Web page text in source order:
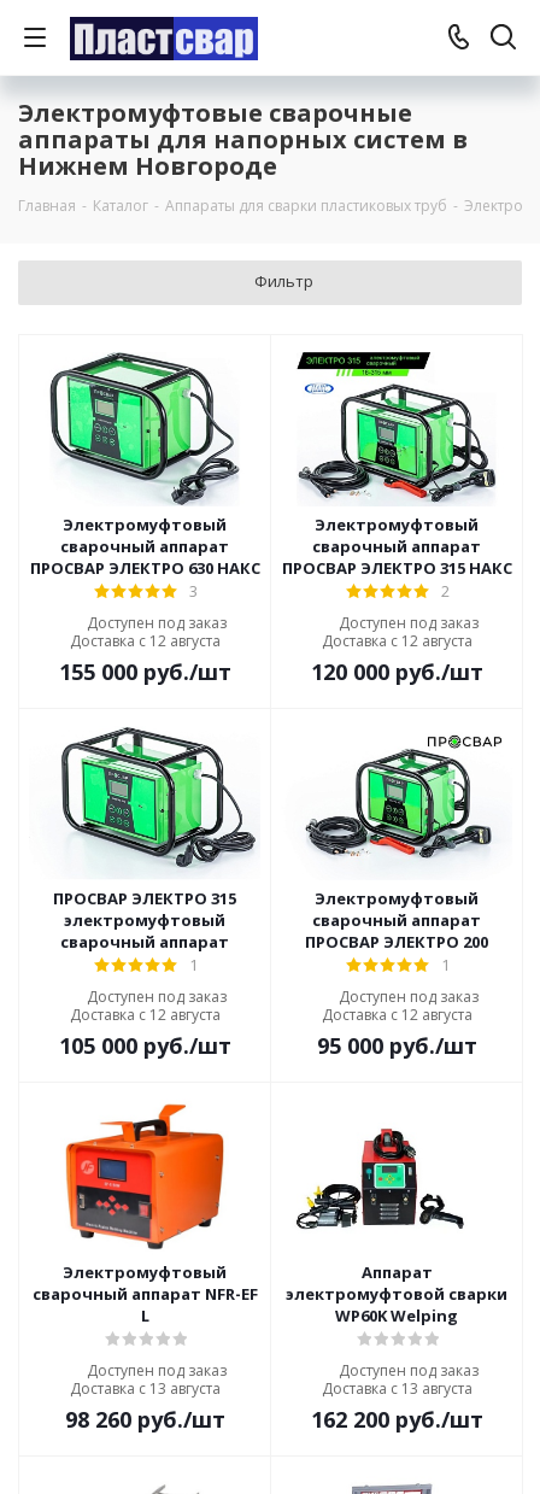
Электромуфтовые сварочные
аппараты для напорных систем в
Нижнем Новгороде
Главная - Каталог - Аппараты для сварки пластиковых труб -
Фильтр
Электромуфтовый
сварочный аппарат
ПРОСВАР ЭЛЕКТРО 630 НАКС
3
Доступен под заказ
Доставка с 12 августа
155 000руб./шт
Электромуфтовый
сварочный аппарат
ПРОСВАР ЭЛЕКТРО 315 НАКС
2
Доступен под заказ
Доставка с 12 августа
120 000руб./шт
ПРОСВАР ЭЛЕКТРО 315
электромуфтовый
сварочный аппарат
1
Доступен под заказ
Доставка с 12 августа
105 000руб./шт
Электромуфтовый
сварочный аппарат
ПРОСВАР ЭЛЕКТРО 200
1
Доступен под заказ
Доставка с 12 августа
95 000руб./шт
Электромуфтовый
сварочный аппарат NFR-EF
L
Доступен под заказ
Доставка с 13 августа
98 260руб./шт
Аппарат
электромуфтовой сварки
WP60K Welping
Доступен под заказ
Доставка с 13 августа
162 200руб./шт